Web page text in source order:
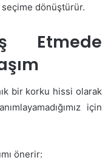
dönüştürür.
Etmede
bir korku hissi olarak
için
önerir: